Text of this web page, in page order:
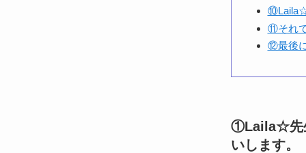
⑩Laila☆
⑪それ
⑫最後
①Laila☆先
いします。